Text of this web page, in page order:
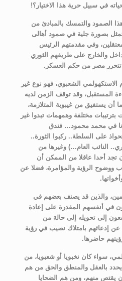
في سبيل حرية هذا الاختيار؟!
الصمود والتمسك بالمبادئ من
بصورة جلية في صمود أهالى
وفي مقدمتهم الرئيس
والخارج على طريقهم الثوري
تتحرر مصر من حكم العسكر.
الاستكهولمي الشعبوي، فهو نوع غير
المستقبل، وقد توقف الزمن لديه
يستفيق من غيبوبة المتلازمة،
مختلفة وهمهمات تبدوا غير
في محمد محمود… فندق
على السلطة.. ركبوا الثورة..
النائب العام…) وغيرها من
أحدا عاقلا من الممكن أن
الانقلاب ووضوح الرؤية والمؤامرة، فضلا عن
والذين قد يصنف بعضهم في
في أنفسهم المقدرة على إعادة
إلى تحويله إلى حالة من
عن إدعائهم بامتلاك نصيب في رؤية
حاضرها.
سواء كان نخبويا أو شعبويا، من
يحدد بالعقل والمنطق والحق من هم
يقتص منهم، ومن هم الضحايا